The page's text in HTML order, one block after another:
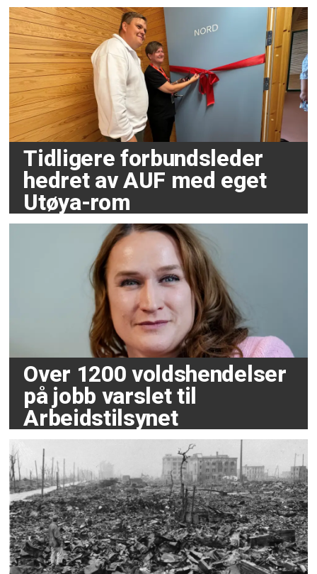
Tidligere forbundsleder
hedret av AUF med eget
Utøya-rom
Over 1200 voldshendelser
på jobb varslet til
Arbeidstilsynet